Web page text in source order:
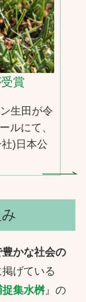
賞
生田が令
ルにて、
)日本公
かな社会の
げている
集水桝』の